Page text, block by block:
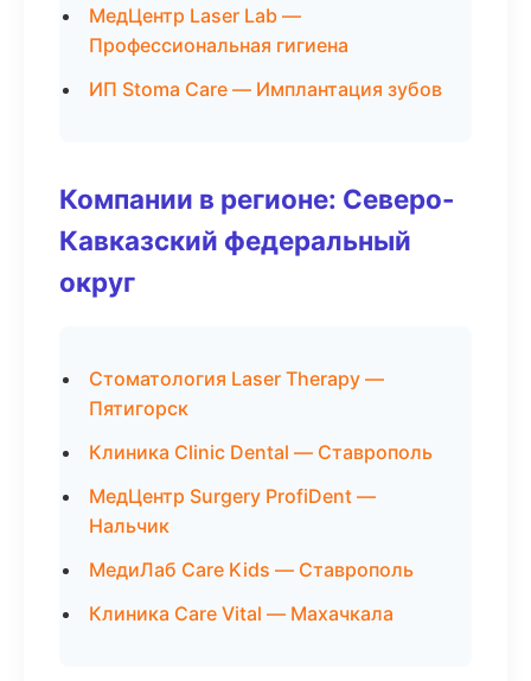
МедЦентр Laser Lab —
Профессиональная гигиена
ИП Stoma Care — Имплантация зубов
Компании в регионе: Северо-
Кавказский федеральный
округ
Стоматология Laser Therapy —
Пятигорск
Клиника Clinic Dental — Ставрополь
МедЦентр Surgery ProfiDent —
Нальчик
МедиЛаб Care Kids — Ставрополь
Клиника Care Vital — Махачкала